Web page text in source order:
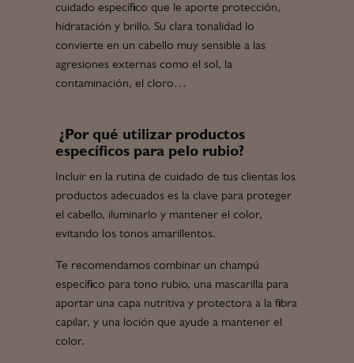
cuidado específico que le aporte protección,
hidratación y brillo. Su clara tonalidad lo
convierte en un cabello muy sensible a las
agresiones externas como el sol, la
contaminación, el cloro…
¿Por qué utilizar productos
específicos para pelo rubio?
Incluir en la rutina de cuidado de tus clientas los
productos adecuados es la clave para proteger
el cabello, iluminarlo y mantener el color,
evitando los tonos amarillentos.
Te recomendamos combinar un champú
específico para tono rubio, una mascarilla para
aportar una capa nutritiva y protectora a la fibra
capilar, y una loción que ayude a mantener el
color.